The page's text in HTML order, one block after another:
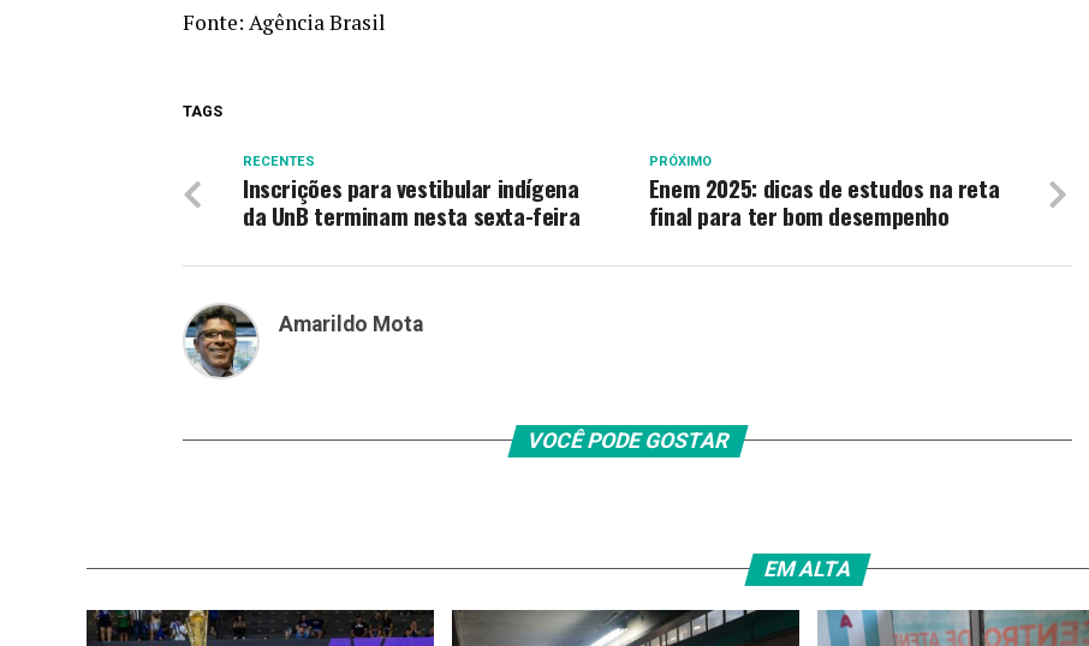
Fonte: Agência Brasil
TAGS
PRÓXIMO
Enem 2025: dicas de estudos na reta
final para ter bom desempenho
RECENTES
Inscrições para vestibular indígena
da UnB terminam nesta sexta-feira
Amarildo Mota
VOCÊ PODE GOSTAR
EM ALTA